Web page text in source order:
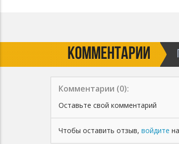
КОММЕНТАРИИ
Комментарии (0):
Оставьте свой комментарий
Чтобы оставить отзыв, войдите